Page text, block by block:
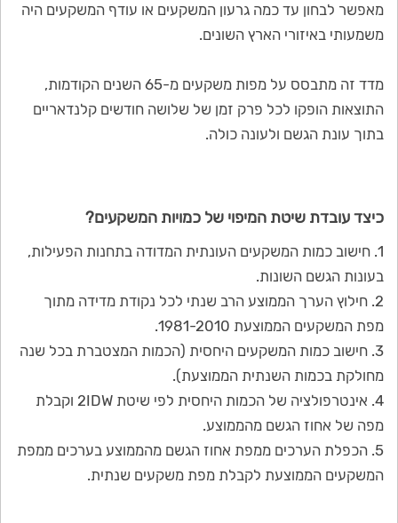
מאפשר לבחון עד כמה גרעון המשקעים או עודף המשקעים היה
משמעותי באיזורי הארץ השונים.
מדד זה מתבסס על מפות משקעים מ-65 השנים הקודמות,
התוצאות הופקו לכל פרק זמן של שלושה חודשים קלנדאריים
בתוך עונת הגשם ולעונה כולה.
כיצד עובדת שיטת המיפוי של כמויות המשקעים?
1. חישוב כמות המשקעים העונתית המדודה בתחנות הפעילות,
בעונות הגשם השונות.
2. חילוץ הערך הממוצע הרב שנתי לכל נקודת מדידה מתוך
מפת המשקעים הממוצעת 1981-2010.
3. חישוב כמות המשקעים היחסית (הכמות המצטברת בכל שנה
מחולקת בכמות השנתית הממוצעת).
4. אינטרפולציה של הכמות היחסית לפי שיטת 2IDW וקבלת
מפה של אחוז הגשם מהממוצע.
5. הכפלת הערכים ממפת אחוז הגשם מהממוצע בערכים ממפת
המשקעים הממוצעת לקבלת מפת משקעים שנתית.